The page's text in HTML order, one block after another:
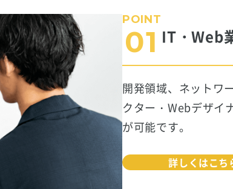
POINT
01 IT・Web
開発領域、ネットワ
クター・Webデザイ
が可能です。
詳しくはこち